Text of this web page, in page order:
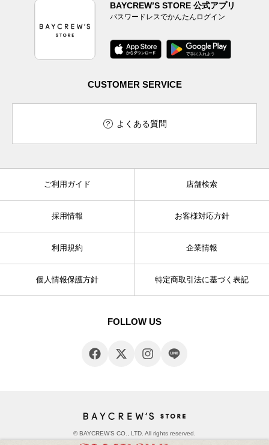
BAYCREW’S STORE 公式アプリ
パスワードレスでかんたんログイン
CUSTOMER SERVICE
よくある質問
ご利用ガイド 店舗検索
採用情報 お客様対応方針
利用規約 企業情報
個人情報保護方針 特定商取引法に基づく表記
FOLLOW US
© BAYCREW’S CO., LTD. All rights reserved.